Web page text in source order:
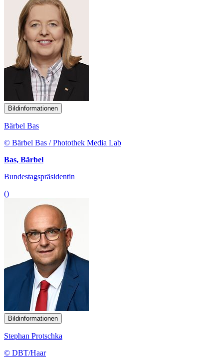
Bildinformationen
Bärbel Bas
© Bärbel Bas / Photothek Media Lab
Bas, Bärbel
Bundestagspräsidentin
()
Bildinformationen
Stephan Protschka
© DBT/Haar